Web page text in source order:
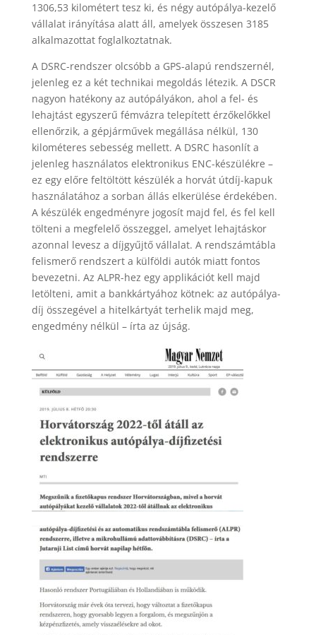
1306,53 kilométert tesz ki, és négy autópálya-kezelő
vállalat irányítása alatt áll, amelyek összesen 3185
alkalmazottat foglalkoztatnak.
A DSRC-rendszer olcsóbb a GPS-alapú rendszernél,
jelenleg ez a két technikai megoldás létezik. A DSCR
nagyon hatékony az autópályákon, ahol a fel- és
lehajtást egyszerű fémvázra telepített érzőkelőkkel
ellenőrzik, a gépjárművek megállása nélkül, 130
kilométeres sebesség mellett. A DSRC hasonlít a
jelenleg használatos elektronikus ENC-készülékre –
ez egy előre feltöltött készülék a horvát útdíj-kapuk
használatához a sorban állás elkerülése érdekében.
A készülék engedményre jogosít majd fel, és fel kell
tölteni a megfelelő összeggel, amelyet lehajtáskor
azonnal levesz a díjgyűjtő vállalat. A rendszámtábla
felismerő rendszert a külföldi autók miatt fontos
bevezetni. Az ALPR-hez egy applikációt kell majd
letölteni, amit a bankkártyához kötnek: az autópálya-
díj összegével a hitelkártyát terhelik majd meg,
engedmény nélkül – írta az újság.